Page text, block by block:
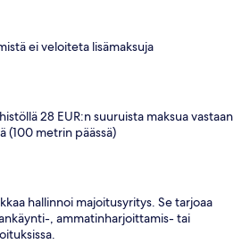
ei veloiteta lisämaksuja
28 EUR:n suuruista maksua vastaan
(100 metrin päässä)
hallinnoi majoitusyritys. Se tarjoaa
, ammatinharjoittamis- tai